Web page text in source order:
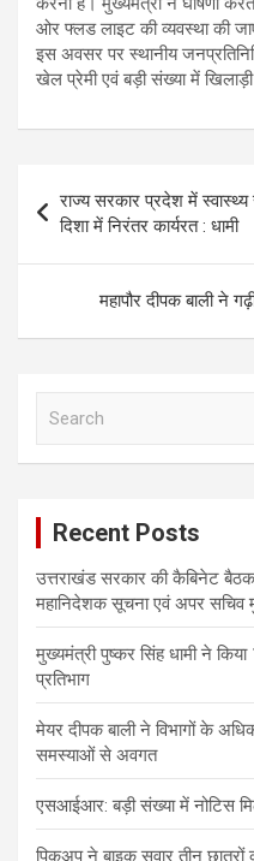
ओर फ्लड लाइट की व्यवस्था की
इस अवसर पर स्थानीय
खेल प्रेमी एवं बड़ी संख्या में
s
n
राज्य सरकार प्रदेश में
दिशा में निरंतर कार्यरत : धामी
महापौर दीपक बाली ने
Recent Posts
उत्तराखंड सरकार की कैबिनेट
महानिदेशक सूचना एवं अपर सचिव
मुख्यमंत्री पुष्कर सिंह धामी ने
प्रतिभाग
मेयर दीपक बाली ने विभागों के
समस्याओं से अवगत
एसआईआर: बड़ी संख्या में नोटिस
पिकअप ने बाइक सवार तीन छात्रों